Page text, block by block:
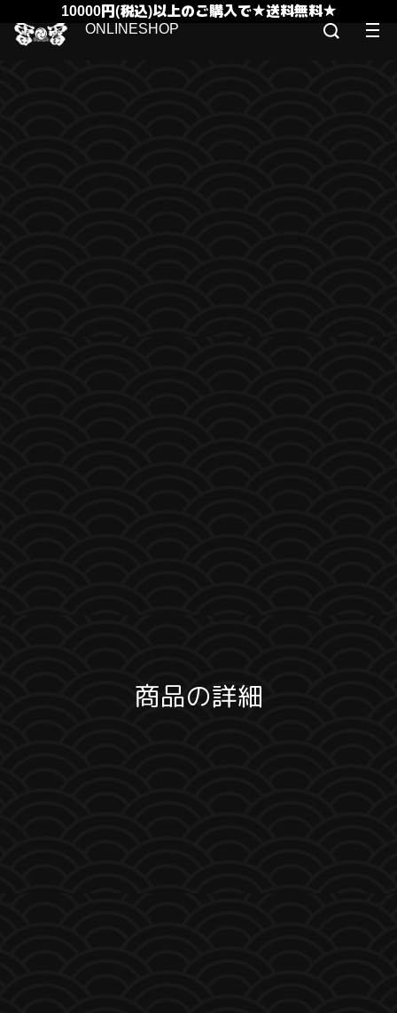
10000円(税込)以上のご購入で★送料無料★
商品の詳細
ONLINESHOP